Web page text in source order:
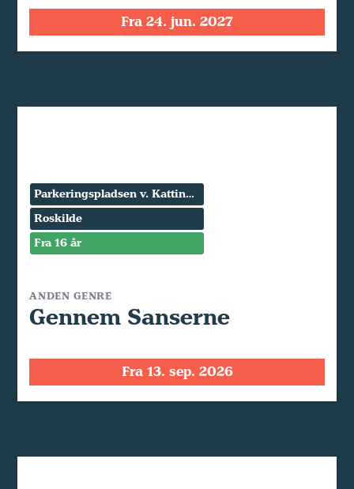
Fra 24. jun. 2027
Parkeringspladsen v. Kattinge Værk
Roskilde
Fra 16 år
ANDEN GENRE
Gennem Sanserne
Fra 13. sep. 2026